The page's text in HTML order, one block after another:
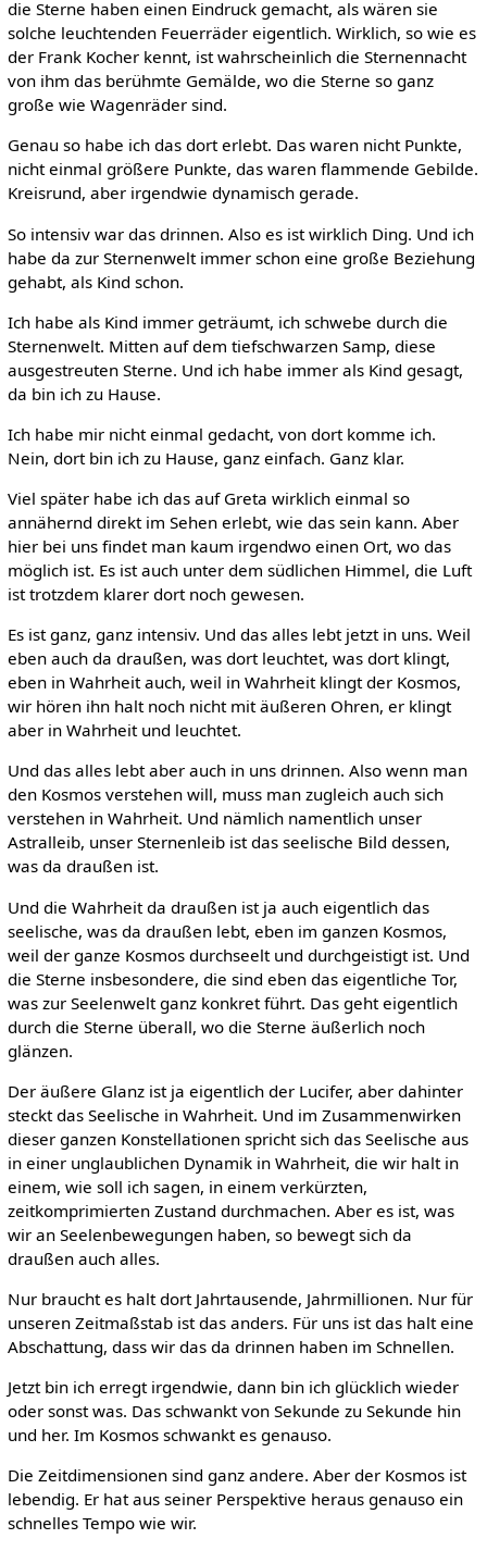
die Sterne haben einen Eindruck gemacht, als wären sie
solche leuchtenden Feuerräder eigentlich. Wirklich, so wie es
der Frank Kocher kennt, ist wahrscheinlich die Sternennacht
von ihm das berühmte Gemälde, wo die Sterne so ganz
große wie Wagenräder sind.
Genau so habe ich das dort erlebt. Das waren nicht Punkte,
nicht einmal größere Punkte, das waren flammende Gebilde.
Kreisrund, aber irgendwie dynamisch gerade.
So intensiv war das drinnen. Also es ist wirklich Ding. Und ich
habe da zur Sternenwelt immer schon eine große Beziehung
gehabt, als Kind schon.
Ich habe als Kind immer geträumt, ich schwebe durch die
Sternenwelt. Mitten auf dem tiefschwarzen Samp, diese
ausgestreuten Sterne. Und ich habe immer als Kind gesagt,
da bin ich zu Hause.
Ich habe mir nicht einmal gedacht, von dort komme ich.
Nein, dort bin ich zu Hause, ganz einfach. Ganz klar.
Viel später habe ich das auf Greta wirklich einmal so
annähernd direkt im Sehen erlebt, wie das sein kann. Aber
hier bei uns findet man kaum irgendwo einen Ort, wo das
möglich ist. Es ist auch unter dem südlichen Himmel, die Luft
ist trotzdem klarer dort noch gewesen.
Es ist ganz, ganz intensiv. Und das alles lebt jetzt in uns. Weil
eben auch da draußen, was dort leuchtet, was dort klingt,
eben in Wahrheit auch, weil in Wahrheit klingt der Kosmos,
wir hören ihn halt noch nicht mit äußeren Ohren, er klingt
aber in Wahrheit und leuchtet.
Und das alles lebt aber auch in uns drinnen. Also wenn man
den Kosmos verstehen will, muss man zugleich auch sich
verstehen in Wahrheit. Und nämlich namentlich unser
Astralleib, unser Sternenleib ist das seelische Bild dessen,
was da draußen ist.
Und die Wahrheit da draußen ist ja auch eigentlich das
seelische, was da draußen lebt, eben im ganzen Kosmos,
weil der ganze Kosmos durchseelt und durchgeistigt ist. Und
die Sterne insbesondere, die sind eben das eigentliche Tor,
was zur Seelenwelt ganz konkret führt. Das geht eigentlich
durch die Sterne überall, wo die Sterne äußerlich noch
glänzen.
Der äußere Glanz ist ja eigentlich der Lucifer, aber dahinter
steckt das Seelische in Wahrheit. Und im Zusammenwirken
dieser ganzen Konstellationen spricht sich das Seelische aus
in einer unglaublichen Dynamik in Wahrheit, die wir halt in
einem, wie soll ich sagen, in einem verkürzten,
zeitkomprimierten Zustand durchmachen. Aber es ist, was
wir an Seelenbewegungen haben, so bewegt sich da
draußen auch alles.
Nur braucht es halt dort Jahrtausende, Jahrmillionen. Nur für
unseren Zeitmaßstab ist das anders. Für uns ist das halt eine
Abschattung, dass wir das da drinnen haben im Schnellen.
Jetzt bin ich erregt irgendwie, dann bin ich glücklich wieder
oder sonst was. Das schwankt von Sekunde zu Sekunde hin
und her. Im Kosmos schwankt es genauso.
Die Zeitdimensionen sind ganz andere. Aber der Kosmos ist
lebendig. Er hat aus seiner Perspektive heraus genauso ein
schnelles Tempo wie wir.